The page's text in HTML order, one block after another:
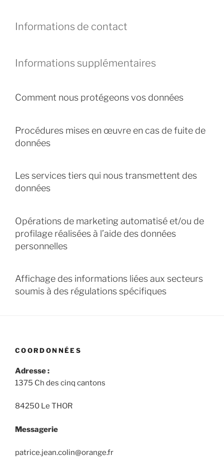
Informations de contact
Informations supplémentaires
Comment nous protégeons vos données
Procédures mises en œuvre en cas de fuite de
données
Les services tiers qui nous transmettent des
données
Opérations de marketing automatisé et/ou de
profilage réalisées à l’aide des données
personnelles
Affichage des informations liées aux secteurs
soumis à des régulations spécifiques
COORDONNÉES
Adresse :
1375 Ch des cinq cantons
84250 Le THOR
Messagerie
patrice.jean.colin@orange.fr